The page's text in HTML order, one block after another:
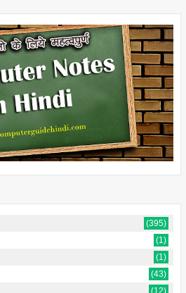
(395)
(1)
(1)
(43)
(12)